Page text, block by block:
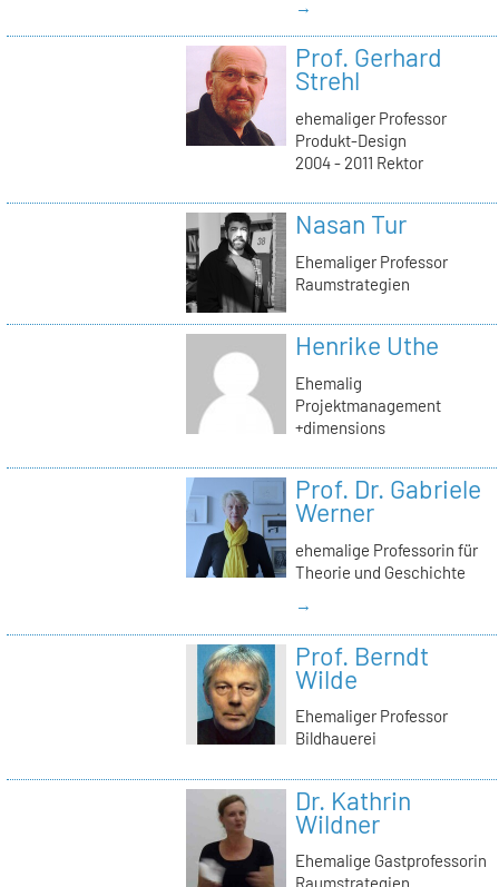
→
Prof. Gerhard
Strehl
ehemaliger Professor
Produkt-Design
2004 - 2011 Rektor
Nasan Tur
Ehemaliger Professor
Raumstrategien
Henrike Uthe
Ehemalig
Projektmanagement
+dimensions
Prof. Dr. Gabriele
Werner
ehemalige Professorin für
Theorie und Geschichte
→
Prof. Berndt
Wilde
Ehemaliger Professor
Bildhauerei
Dr. Kathrin
Wildner
Ehemalige Gastprofessorin
Raumstrategien